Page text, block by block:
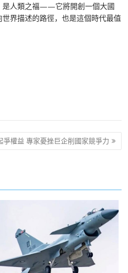
是人類之福——它將開創一個大國
界描述的路徑，也是這個時代最值
爭權益 專家憂挫巨企削國家競爭力